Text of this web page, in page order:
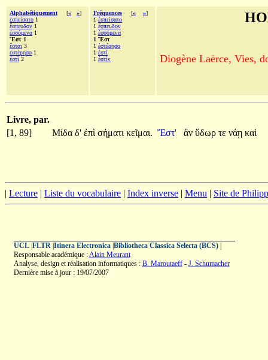
Alphabétiquement [« »]
ἐσπείσατο 1
ἔσπευδον 1
ἐσσόμενα 1
Ἔστ 1
ἔσται 3
ἐστέρησο 1
ἐστὶ 2
Fréquences [« »]
1 ἐσπείσατο
1 ἔσπευδον
1 ἐσσόμενα
1 Ἔστ
1 ἐστέρησο
1 ἐστί
1 ἐστίν Diogène Laërce, Vies,
Livre, par.
[1, 89]
Μίδα δ' ἐπὶ σήματι κεῖμαι. Ἔστ' ἂν ὕδωρ τε νάῃ καὶ
| Lecture | Liste du vocabulaire | Index inverse | Menu | Site de
UCL| FLTR| Itinera Electronica| Bibliotheca Classica Selecta (BCS)|
Responsable académique :Alain Meurant
Analyse, design et réalisation informatiques : B. Maroutaeff- J. Schumacher
Dernière mise à jour : 19/07/2007